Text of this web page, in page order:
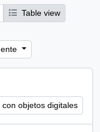
Table view
objetos digitales